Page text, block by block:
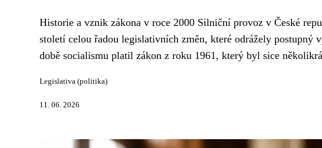
Historie a vznik zákona v roce 2000 Silniční provoz v České
století celou řadou legislativních změn, které odrážely postupný
době socialismu platil zákon z roku 1961, který byl sice
Legislativa (politika)
11. 06. 2026